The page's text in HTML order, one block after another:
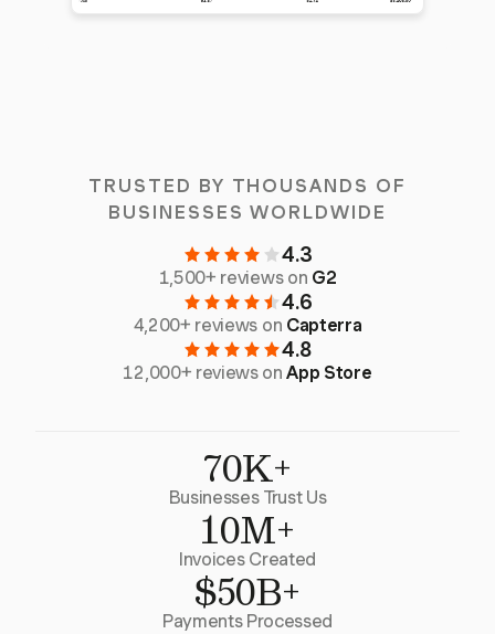
TRUSTED BY THOUSANDS OF
BUSINESSES WORLDWIDE
4.3
1,500+ reviews on G2
4.6
4,200+ reviews on Capterra
4.8
12,000+ reviews onApp Store
70K+
Businesses Trust Us
10M+
Invoices Created
$50B+
Payments Processed